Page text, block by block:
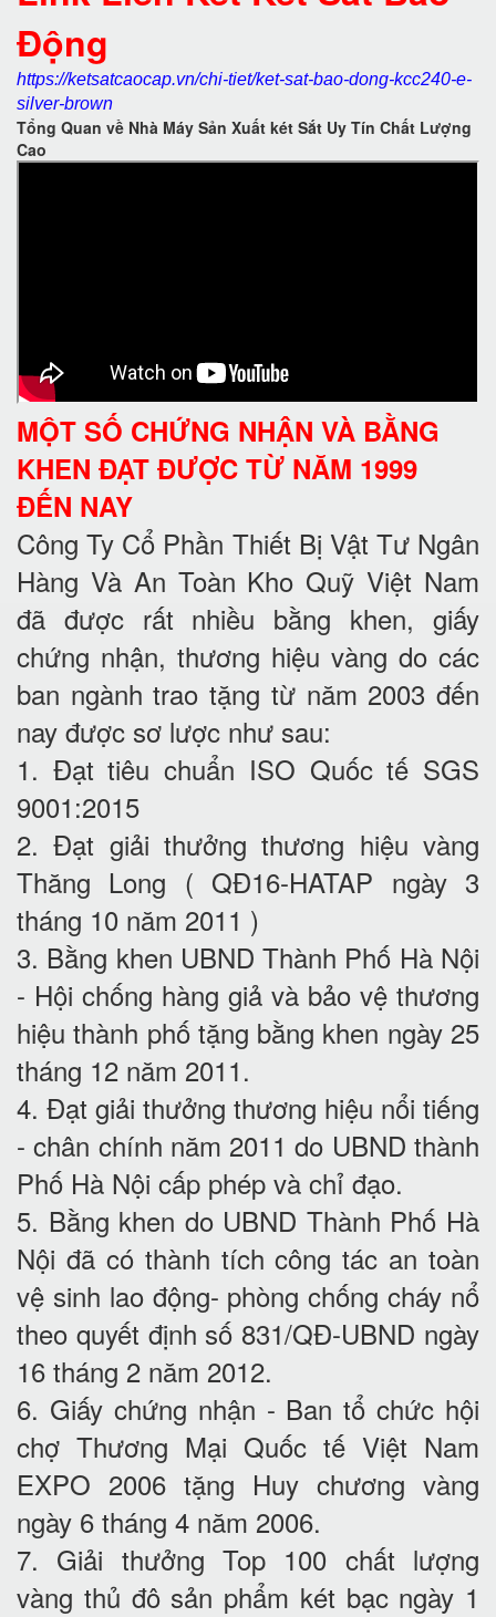
Động
https://ketsatcaocap.vn/chi-tiet/ket-sat-bao-dong-kcc240-e-
silver-brown
Tổng Quan về Nhà Máy Sản Xuất két Sắt Uy Tín Chất Lượng
Cao
MỘT SỐ CHỨNG NHẬN VÀ BẰNG
KHEN ĐẠT ĐƯỢC TỪ NĂM 1999
ĐẾN NAY
Công Ty Cổ Phần Thiết Bị Vật Tư Ngân
Hàng Và An Toàn Kho Quỹ Việt Nam
đã được rất nhiều bằng khen, giấy
chứng nhận, thương hiệu vàng do các
ban ngành trao tặng từ năm 2003 đến
nay được sơ lược như sau:
1. Đạt tiêu chuẩn ISO Quốc tế SGS
9001:2015
2. Đạt giải thưởng thương hiệu vàng
Thăng Long ( QĐ16-HATAP ngày 3
tháng 10 năm 2011 )
3. Bằng khen UBND Thành Phố Hà Nội
- Hội chống hàng giả và bảo vệ thương
hiệu thành phố tặng bằng khen ngày 25
tháng 12 năm 2011.
4. Đạt giải thưởng thương hiệu nổi tiếng
- chân chính năm 2011 do UBND thành
Phố Hà Nội cấp phép và chỉ đạo.
5. Bằng khen do UBND Thành Phố Hà
Nội đã có thành tích công tác an toàn
vệ sinh lao động- phòng chống cháy nổ
theo quyết định số 831/QĐ-UBND ngày
16 tháng 2 năm 2012.
6. Giấy chứng nhận - Ban tổ chức hội
chợ Thương Mại Quốc tế Việt Nam
EXPO 2006 tặng Huy chương vàng
ngày 6 tháng 4 năm 2006.
7. Giải thưởng Top 100 chất lượng
vàng thủ đô sản phẩm két bạc ngày 1